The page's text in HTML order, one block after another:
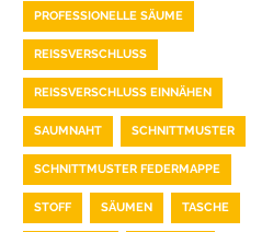
PROFESSIONELLE SÄUME
REISSVERSCHLUSS
REISSVERSCHLUSS EINNÄHEN
SAUMNAHT SCHNITTMUSTER
SCHNITTMUSTER FEDERMAPPE
STOFF SÄUMEN TASCHE